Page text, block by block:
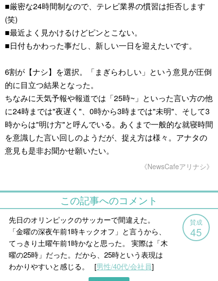
■厳密な24時間制なので、テレビ業界の慣習は拒否します
(笑)
■最近よく見かけるけどピンとこない。
■日付もかわった事だし、新しい一日を迎えたいです。
6割が【ナシ】を選択。「まぎらわしい」という意見が圧倒
的に目立つ結果となった。
ちなみに天気予報や報道では「25時~」といった言い方の他
に24時までは"夜遅く"、0時から3時までは"未明"、そして3
時からは"明け方"と呼んでいる。あくまで一般的な就寝時間
を意識した言い回しのようだが、捉え方は様々。アナタの
意見も是非お聞かせ願いたい。
《NewsCafeアリナシ》